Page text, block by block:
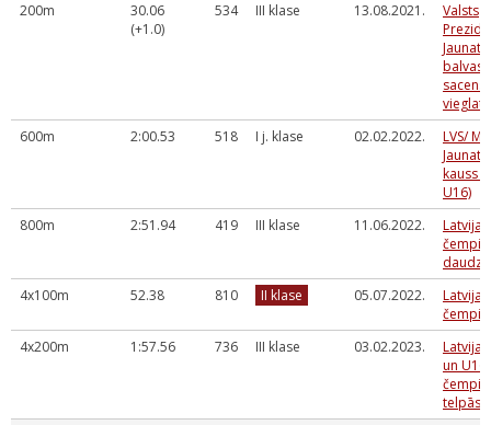
200m
30.06
(+1.0)
534 III klase 13.08.2021.
Valsts
balvas
600m
2:00.53 518 I j. klase 02.02.2022.
LVS/
kauss
U16)
800m
2:51.94 419 III klase 11.06.2022.
Latvijas
4x100m
52.38 810 II klase 05.07.2022.
4x200m
1:57.56 736 III klase 03.02.2023.
un U16
telpās